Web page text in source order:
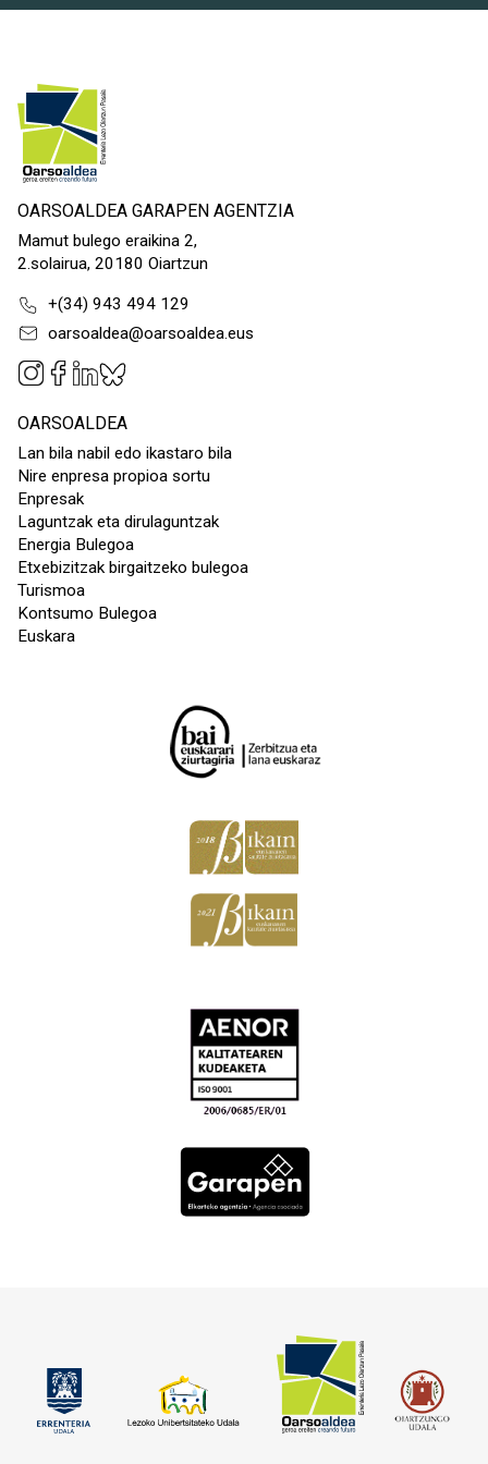
OARSOALDEA GARAPEN AGENTZIA
Mamut bulego eraikina 2,
2.solairua, 20180 Oiartzun
+(34) 943 494 129
oarsoaldea@oarsoaldea.eus
OARSOALDEA
Lan bila nabil edo ikastaro bila
Nire enpresa propioa sortu
Enpresak
Laguntzak eta dirulaguntzak
Energia Bulegoa
Etxebizitzak birgaitzeko bulegoa
Turismoa
Kontsumo Bulegoa
Euskara